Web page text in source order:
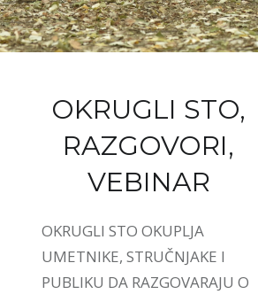
OKRUGLI STO,
RAZGOVORI,
VEBINAR
OKRUGLI STO OKUPLJA
UMETNIKE, STRUČNJAKE I
PUBLIKU DA RAZGOVARAJU O